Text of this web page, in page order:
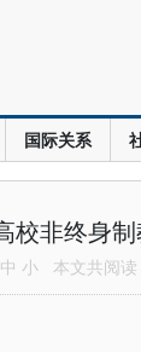
国际关系
校非终身
中 小 本文共阅